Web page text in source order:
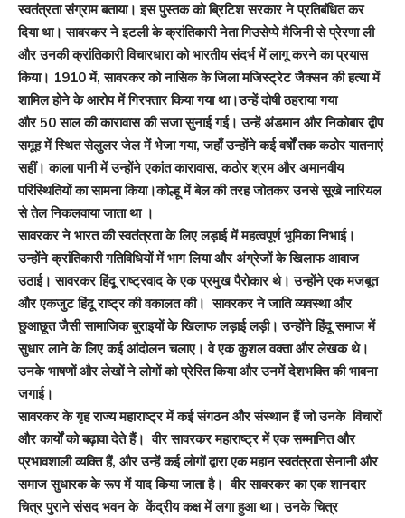
स्वतंत्रता संग्राम बताया। इस पुस्तक को ब्रिटिश सरकार ने प्रतिबंधित कर
दिया था। सावरकर ने इटली के क्रांतिकारी नेता गिउसेप्पे मैजिनी से प्रेरणा ली
और उनकी क्रांतिकारी विचारधारा को भारतीय संदर्भ में लागू करने का प्रयास
किया। 1910में,सावरकर को नासिक के जिला मजिस्ट्रेट जैक्सन की हत्या में
शामिल होने के आरोप में गिरफ्तार किया गया था।उन्हें दोषी ठहराया गया
और50साल की कारावास की सजा सुनाई गई। उन्हें अंडमान और निकोबार द्वीप
समूह में स्थित सेलुलर जेल में भेजा गया,जहाँ उन्होंने कई वर्षों तक कठोर यातनाएं
सहीं। काला पानी में उन्होंने एकांत कारावास,कठोर श्रम और अमानवीय
परिस्थितियों का सामना किया।कोल्हू में बेल की तरह जोतकर उनसे सूखे नारियल
से तेल निकलवाया जाता था ।
सावरकर ने भारत की स्वतंत्रता के लिए लड़ाई में महत्वपूर्ण भूमिका निभाई।
उन्होंने क्रांतिकारी गतिविधियों में भाग लिया और अंग्रेजों के खिलाफ आवाज
उठाई। सावरकर हिंदू राष्ट्रवाद के एक प्रमुख पैरोकार थे। उन्होंने एक मजबूत
और एकजुट हिंदू राष्ट्र की वकालत की। सावरकर ने जाति व्यवस्था और
छुआछूत जैसी सामाजिक बुराइयों के खिलाफ लड़ाई लड़ी। उन्होंने हिंदू समाज में
सुधार लाने के लिए कई आंदोलन चलाए। वे एक कुशल वक्ता और लेखक थे।
उनके भाषणों और लेखों ने लोगों को प्रेरित किया और उनमें देशभक्ति की भावना
जगाई।
सावरकर के गृह राज्य महाराष्ट्र में कई संगठन और संस्थान हैं जो उनके विचारों
और कार्यों को बढ़ावा देते हैं। वीर सावरकर महाराष्ट्र में एक सम्मानित और
प्रभावशाली व्यक्ति हैं, और उन्हें कई लोगों द्वारा एक महान स्वतंत्रता सेनानी और
समाज सुधारक के रूप में याद किया जाता है। वीर सावरकर का एक शानदार
चित्र पुराने संसद भवन के केंद्रीय कक्ष में लगा हुआ था। उनके चित्र